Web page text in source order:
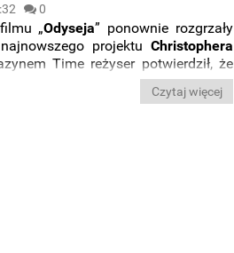
0
„Odyseja” ponownie rozgrzały
projektuChristophera
Time reżyser potwierdził, że
Heleny Trojańskiej
Czytaj więcej